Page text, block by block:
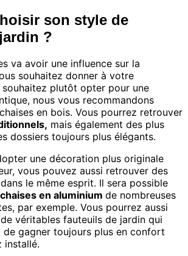
son style de
?
va avoir une influence sur la
souhaitez donner à votre
souhaitez plutôt opter pour une
nous vous recommandons
en bois. Vous pourrez retrouver
mais également des plus
dossiers toujours plus élégants.
une décoration plus originale
vous pouvez aussi retrouver des
le même esprit. Il sera possible
en aluminium de nombreuses
par exemple. Vous pourrez aussi
véritables fauteuils de jardin qui
gagner toujours plus en confort
installé.